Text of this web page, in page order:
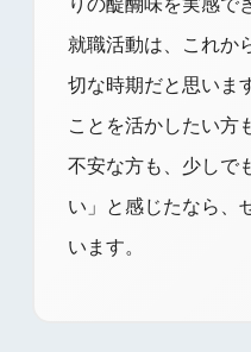
就職活動は、これか
切な時期だと思いま
ことを活かしたい方
不安な方も、少しで
い」と感じたなら、
います。